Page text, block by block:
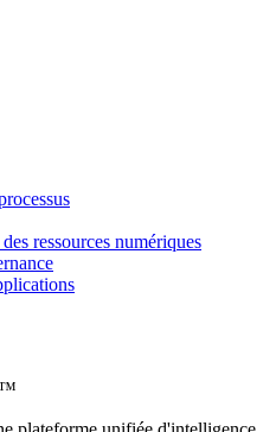
ressources numériques